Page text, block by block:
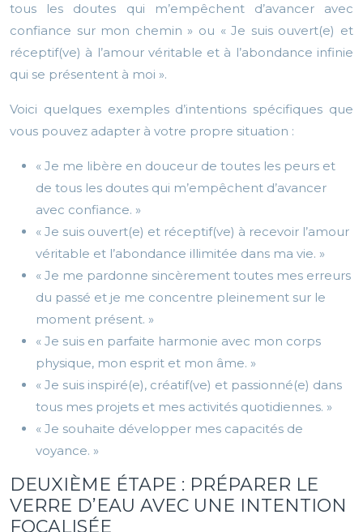
tous les doutes qui m’empêchent d’avancer avec
confiance sur mon chemin » ou « Je suis ouvert(e) et
réceptif(ve) à l’amour véritable et à l’abondance infinie
qui se présentent à moi ».
Voici quelques exemples d’intentions spécifiques que
vous pouvez adapter à votre propre situation :
« Je me libère en douceur de toutes les peurs et
de tous les doutes qui m’empêchent d’avancer
avec confiance. »
« Je suis ouvert(e) et réceptif(ve) à recevoir l’amour
véritable et l’abondance illimitée dans ma vie. »
« Je me pardonne sincèrement toutes mes erreurs
du passé et je me concentre pleinement sur le
moment présent. »
« Je suis en parfaite harmonie avec mon corps
physique, mon esprit et mon âme. »
« Je suis inspiré(e), créatif(ve) et passionné(e) dans
tous mes projets et mes activités quotidiennes. »
« Je souhaite développer mes capacités de
voyance. »
DEUXIÈME ÉTAPE : PRÉPARER LE
VERRE D’EAU AVEC UNE INTENTION
FOCALISÉE